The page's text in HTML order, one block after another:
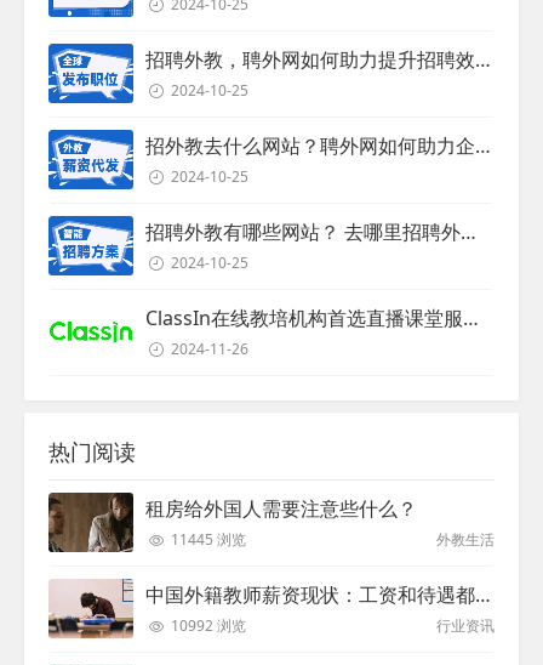
招聘外教，聘外网如何助力提升招聘效率？
2024-10-25
招外教去什么网站？聘外网如何助力企业外教招聘
2024-10-25
招聘外教有哪些网站？ 去哪里招聘外教？
2024-10-25
ClassIn在线教培机构首选直播课堂服务商
2024-11-26
热门阅读
租房给外国人需要注意些什么？
11445 浏览 外教生活
中国外籍教师薪资现状：工资和待遇都非常高
10992 浏览 行业资讯